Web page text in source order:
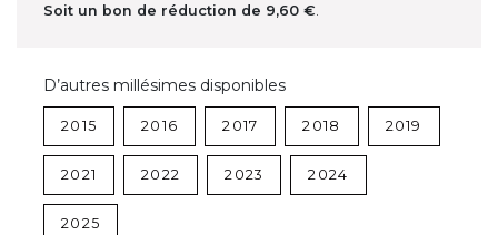
Soit un bon de réduction de 9,60 €.
D’autres millésimes disponibles
2015 2016 2017 2018 2019
2021 2022 2023 2024
2025